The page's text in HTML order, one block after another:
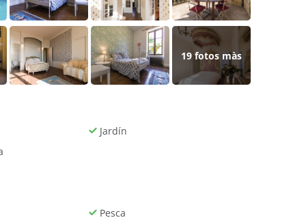
19fotos màs
Jardín
Pesca